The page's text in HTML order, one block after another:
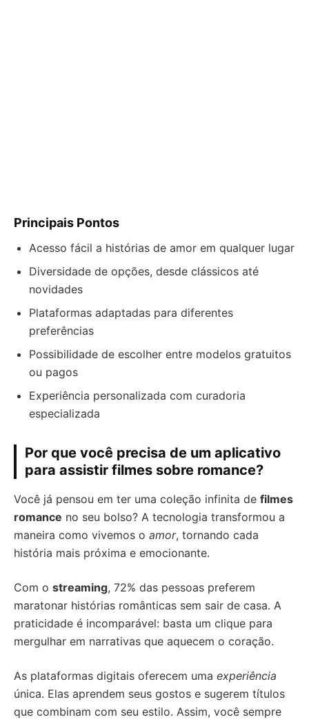
Principais Pontos
Acesso fácil a histórias de amor em qualquer lugar
Diversidade de opções, desde clássicos até
novidades
Plataformas adaptadas para diferentes
preferências
Possibilidade de escolher entre modelos gratuitos
ou pagos
Experiência personalizada com curadoria
especializada
Por que você precisa de um aplicativo
para assistir filmes sobre romance?
Você já pensou em ter uma coleção infinita de filmes
romance no seu bolso? A tecnologia transformou a
maneira como vivemos o amor, tornando cada
história mais próxima e emocionante.
Com o streaming, 72% das pessoas preferem
maratonar histórias românticas sem sair de casa. A
praticidade é incomparável: basta um clique para
mergulhar em narrativas que aquecem o coração.
As plataformas digitais oferecem uma experiência
única. Elas aprendem seus gostos e sugerem títulos
que combinam com seu estilo. Assim, você sempre